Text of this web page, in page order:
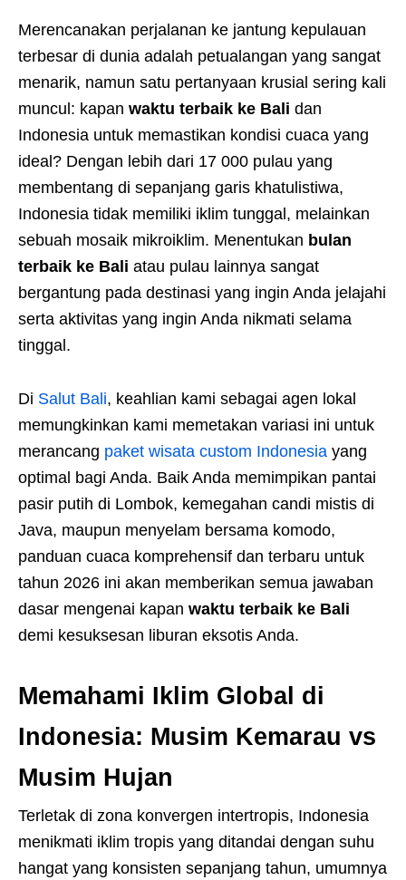
Merencanakan perjalanan ke jantung kepulauan
terbesar di dunia adalah petualangan yang sangat
menarik, namun satu pertanyaan krusial sering kali
muncul: kapan waktu terbaik ke Bali dan
Indonesia untuk memastikan kondisi cuaca yang
ideal? Dengan lebih dari 17 000 pulau yang
membentang di sepanjang garis khatulistiwa,
Indonesia tidak memiliki iklim tunggal, melainkan
sebuah mosaik mikroiklim. Menentukan bulan
terbaik ke Bali atau pulau lainnya sangat
bergantung pada destinasi yang ingin Anda jelajahi
serta aktivitas yang ingin Anda nikmati selama
tinggal.
Di Salut Bali, keahlian kami sebagai agen lokal
memungkinkan kami memetakan variasi ini untuk
merancang paket wisata custom Indonesia yang
optimal bagi Anda. Baik Anda memimpikan pantai
pasir putih di Lombok, kemegahan candi mistis di
Java, maupun menyelam bersama komodo,
panduan cuaca komprehensif dan terbaru untuk
tahun 2026 ini akan memberikan semua jawaban
dasar mengenai kapan waktu terbaik ke Bali
demi kesuksesan liburan eksotis Anda.
Memahami Iklim Global di
Indonesia: Musim Kemarau vs
Musim Hujan
Terletak di zona konvergen intertropis, Indonesia
menikmati iklim tropis yang ditandai dengan suhu
hangat yang konsisten sepanjang tahun, umumnya